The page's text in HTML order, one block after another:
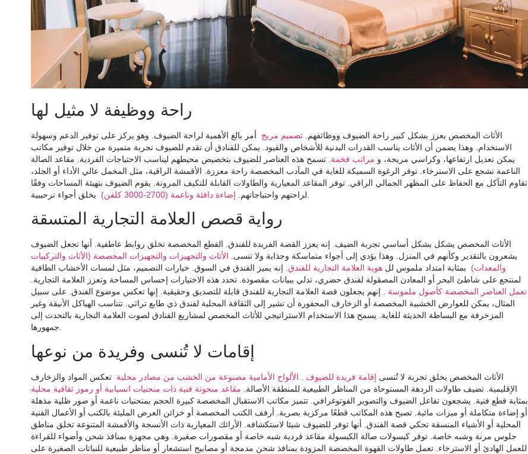
راحة ووظيفة لا مثيل لها
الأثاث المخصص يعزز بشكل كبير راحة الضيوف ووظائفهم. تصميم مريح
أمر بالغ الأهمية لراحة الضيوف. وهو يركز على توفير الدعم وسهولة
الاستخدام. وهذا يضمن أن الأثاث يناسب القدرات البدنية للأشخاص والقيود. يمكن للفنادق أن تقدم للضيوف تجربة متميزة من خلال توفير مكاتب
يمكن تعديل ارتفاعها، وكراسي مريحة، و مراتب فخمة . تسمح هذه العناصر للضيوف بتخصيص محيطهم ليناسب الاحتياجات الفردية. مقاعد الصالة
الناعمة تشجع على الاسترخاء. توفر الرغوة السميكة للغاية في المآدب المخصصة راحة معززة. الأقمشة الراقية، مثل المخمل عالي الأداء أو الجلد،
تقاوم التآكل مع الحفاظ على المظهر الجمالي الراقي. توفر المقاعد المعيارية والطاولات القابلة للتكيف المرونة. يقوم الضيوف بتهيئة المساحات وفقًا
لراحتهم واحتياجاتهم. إضاءة دافئة وناعمة (2700-3000 كلفن)
رواية قصص العلامة التجارية المتسقة
الأثاث المخصص يشكل بشكل أساسي تجربة الضيف. إنه يعزز القصة الفريدة للفندق. القطع المخصصة تخلق روابط عاطفية. أنها تجعل الضيوف
يشعرون بالتقدير وكأنهم في المنزل. وهذا يؤدي إلى أجواء متماسكة وجذابة ولا تنسى. الأثاث والتجهيزات والتجهيزات المخصصة (الأثاث والتركيبات
والمعدات)
بمثابة امتداد ملموس لل هوية العلامة التجارية للفندق. إنه يميز الفندق في السوق. خيارات التصميم، مثل لمسات الأخشاب الطافية
لمنتجع على شاطئ البحر أو المعادن المصقولة لفندق حضري، تدلي ببيانات مقصودة. تحدد هذه الاختيارات إحساس المساحة وتعزز العلامة التجارية.
تعمل العناصر المخصصة كأصول ملموسة . إنهم يجعلون قصة العلامة التجارية للفندق قابلة للتصديق وحقيقية. إنها تعكس موضوع الفندق. على سبيل
المثال، يمكن للعوارض الخشبية المخصصة أو الزخارف المحفورة أن تشير إلى الثقافة المحلية لفندق ذي طابع تراثي. تتناسب الهياكل الأنيقة وغير
المزخرفة مع البساطة الحديثة للغاية. يسمح هذا الاستخدام الاستراتيجي للأثاث المخصص لمشاريع الفنادق لصوت العلامة التجارية بالتحدث إلى
جمهورها.
إقامات لا تُنسى وفريدة من نوعها
الأثاث المخصص يخلق تجربة لا تُنسى إقامة فريدة للضيوف الألواح الأمامية مصنوعة من الخشب من مصادر محلية تعكس المواد والزخارف
الإقليمية. تضيف طاولات الردهة المستوحاة من المناظر الطبيعية للمنطقة الأصالة. مقاعد منحوتة فنية ذات منحنيات انسيابية أو رموز ثقافية محلية
بمثابة قطع فنية. يشجعون تفاعل الضيوف والتصوير الفوتوغرافي. تتميز مكاتب الاستقبال المخصصة كبيرة الحجم بمنحنيات ناعمة أو صور ظلية مذهلة
أو إضاءة متكاملة أو ميزات مائية. تصبح هذه المكاتب قطعًا مركزية بصرية. أرفف الكتب المخصصة أو خزائن العرض المليئة بالكتب أو الأعمال الفنية
المحلية أو الأشياء المنسقة تحكي قصة الفندق. أنها توفر للضيوف شيئا لاستكشافه. الأرائك المعيارية ذات الأنسجة والأقمشة المتنوعة تخلق مناطق
جلوس مرنة وشبه خاصة. توفر كبسولات صالة الكبسولة مقاعد فردية شبه خاصة أو مقصورات صغيرة. وهي مجهزة بمنافذ شحن وأضواء للقراءة
للعمل الهادئ أو الاسترخاء. تعمل طاولات القهوة المخصصة المزودة بمنافذ شحن مدمجة أو مصابيح استشعار أو مناظر طبيعية للنباتات الصغيرة على